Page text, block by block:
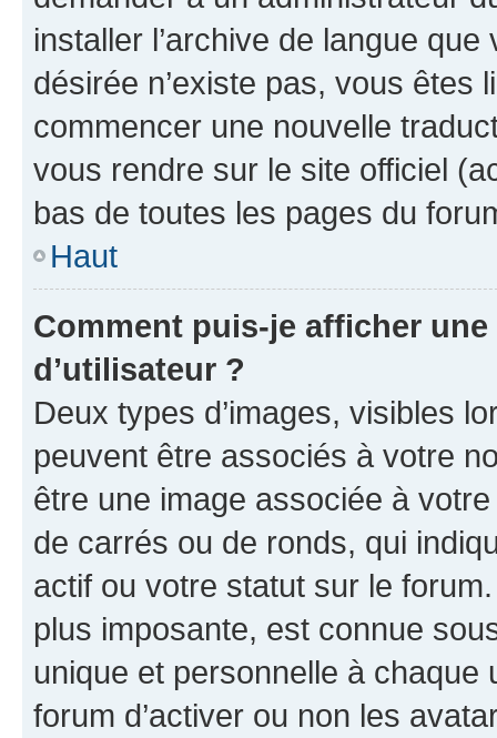
installer l’archive de langue
désirée n’existe pas, vous êtes
commencer une nouvelle
vous rendre sur le site officiel
bas de toutes les pages du
Haut
Comment puis-je afficher
d’utilisateur ?
Deux types d’images, visibles
peuvent être associés à votre
être une image associée à
de carrés ou de ronds, qui
actif ou votre statut sur le
plus imposante, est connue
unique et personnelle à chaque
forum d’activer ou non les